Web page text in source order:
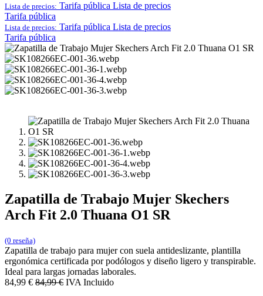
Lista de precios: Tarifa pública Lista de precios
Tarifa pública
Lista de precios: Tarifa pública Lista de precios
Tarifa pública
Zapatilla de Trabajo Mujer Skechers
Arch Fit 2.0 Thuana O1 SR
(0 reseña)
Zapatilla de trabajo para mujer con suela antideslizante, plantilla
ergonómica certificada por podólogos y diseño ligero y transpirable.
Ideal para largas jornadas laborales.
84,99 € 84,99€ IVA Incluido